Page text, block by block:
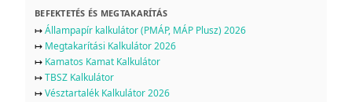
BEFEKTETÉS ÉS MEGTAKARÍTÁS
↦Állampapír kalkulátor (PMÁP, MÁP Plusz) 2026
↦ Megtakarítási Kalkulátor 2026
↦ Kamatos Kamat Kalkulátor
↦TBSZ Kalkulátor
↦Vésztartalék Kalkulátor 2026